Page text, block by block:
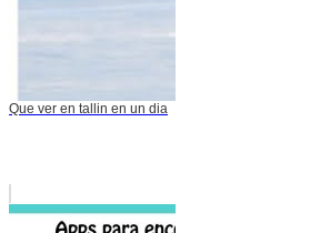
Que ver en tallin en un dia